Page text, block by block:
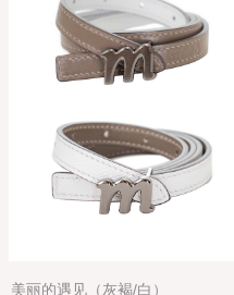
美丽的遇见（灰褐/白）